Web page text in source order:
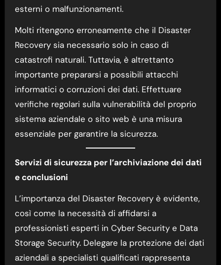
esterni o malfunzionamenti.
Molti ritengono erroneamente che il Disaster
Recovery sia necessario solo in caso di
catastrofi naturali. Tuttavia, è altrettanto
importante prepararsi a possibili attacchi
informatici o corruzioni dei dati. Effettuare
verifiche regolari sulla vulnerabilità del proprio
sistema aziendale o sito web è una misura
essenziale per garantire la sicurezza.
Servizi di sicurezza per l’archiviazione dei dati
e conclusioni
L’importanza del Disaster Recovery è evidente,
così come la necessità di affidarsi a
professionisti esperti in Cyber Security e Data
Storage Security. Delegare la protezione dei dati
aziendali a specialisti qualificati rappresenta